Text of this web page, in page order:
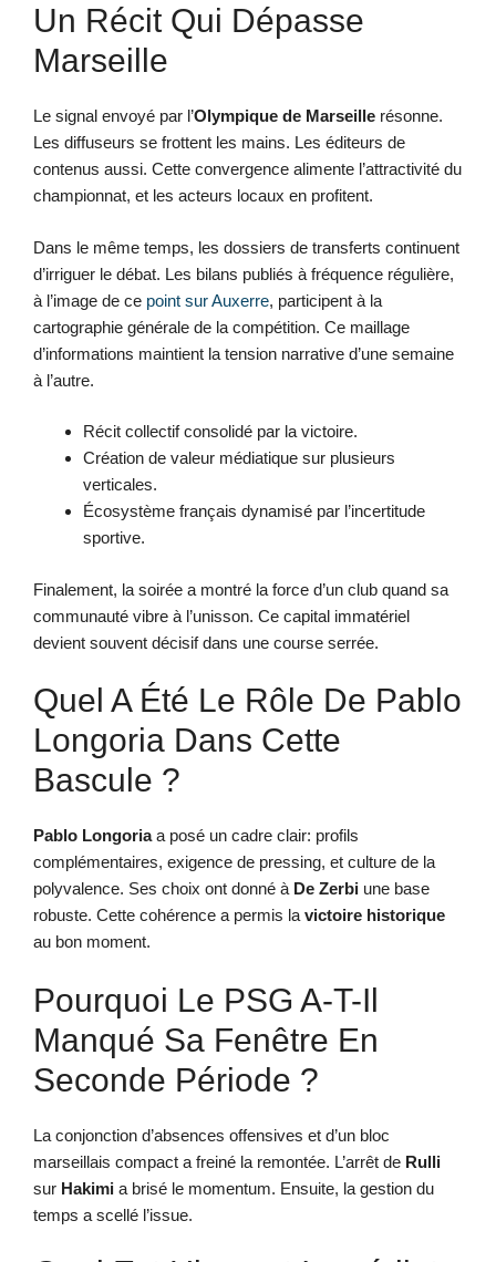
Un Récit Qui Dépasse
Marseille
Le signal envoyé par l’Olympique de Marseille résonne.
Les diffuseurs se frottent les mains. Les éditeurs de
contenus aussi. Cette convergence alimente l’attractivité du
championnat, et les acteurs locaux en profitent.
Dans le même temps, les dossiers de transferts continuent
d’irriguer le débat. Les bilans publiés à fréquence régulière,
à l’image de ce point sur Auxerre, participent à la
cartographie générale de la compétition. Ce maillage
d’informations maintient la tension narrative d’une semaine
à l’autre.
Récit collectif consolidé par la victoire.
Création de valeur médiatique sur plusieurs
verticales.
Écosystème français dynamisé par l’incertitude
sportive.
Finalement, la soirée a montré la force d’un club quand sa
communauté vibre à l’unisson. Ce capital immatériel
devient souvent décisif dans une course serrée.
Quel A Été Le Rôle De Pablo
Longoria Dans Cette
Bascule ?
Pablo Longoriaa posé un cadre clair: profils
complémentaires, exigence de pressing, et culture de la
polyvalence. Ses choix ont donné à De Zerbi une base
robuste. Cette cohérence a permis la victoire historique
au bon moment.
Pourquoi Le PSG A-T-Il
Manqué Sa Fenêtre En
Seconde Période ?
La conjonction d’absences offensives et d’un bloc
marseillais compact a freiné la remontée. L’arrêt de Rulli
sur Hakimi a brisé le momentum. Ensuite, la gestion du
temps a scellé l’issue.